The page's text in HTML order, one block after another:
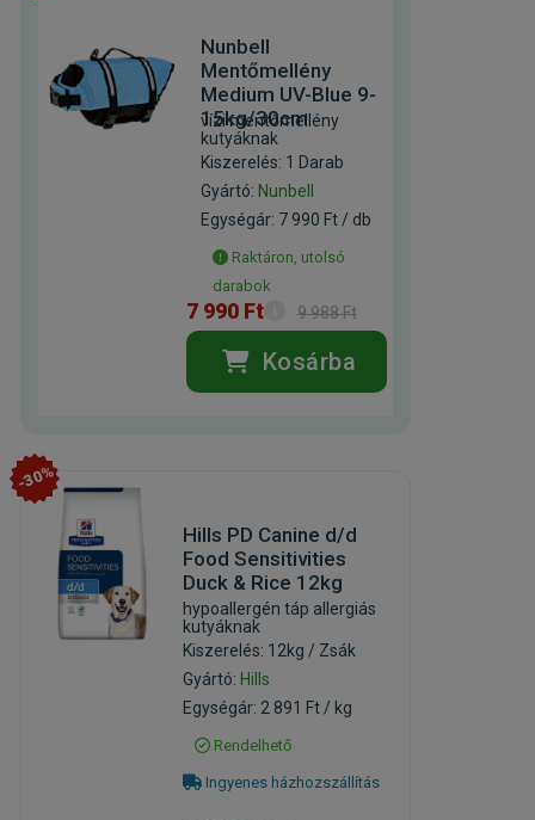
Nunbell
Mentőmellény
Medium UV-Blue 9-
15kg/30cm
vízi mentőmellény
kutyáknak
Kiszerelés: 1 Darab
Gyártó: Nunbell
Egységár: 7 990 Ft / db
Raktáron, utolsó
darabok
7 990 Ft 9 988 Ft
Kosárba
-30%
Hills PD Canine d/d
Food Sensitivities
Duck & Rice 12kg
hypoallergén táp allergiás
kutyáknak
Kiszerelés: 12kg / Zsák
Gyártó: Hills
Egységár: 2 891 Ft / kg
Rendelhető
Ingyenes házhozszállítás